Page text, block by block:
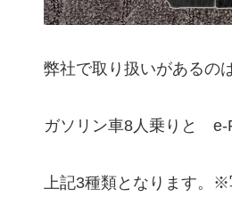
弊社で取り扱いがあるの
ガソリン車8人乗りと
上記3種類となります。※